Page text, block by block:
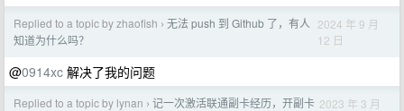
Replied to a topic by zhaofish › 无法 push 到 Github 了，有人
知道为什么吗？
2024 年 9 月
12 日
@0914xc 解决了我的问题
Replied to a topic by lynan › 记一次激活联通副卡经历，开副卡 2023 年 3 月